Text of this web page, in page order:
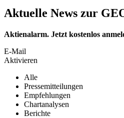
Aktuelle News zur
Aktienalarm. Jetzt kostenlos
E-Mail
Aktivieren
Alle
Pressemitteilungen
Empfehlungen
Chartanalysen
Berichte